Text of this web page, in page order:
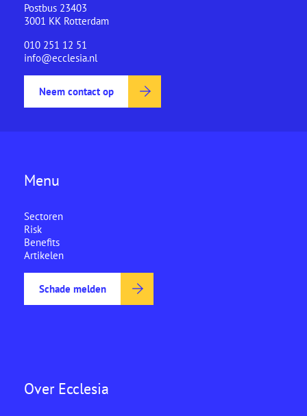
Postbus 23403
3001 KK Rotterdam
010 251 12 51
info@ecclesia.nl
Neem contact op
Menu
Sectoren
Risk
Benefits
Artikelen
Schade melden
Over Ecclesia